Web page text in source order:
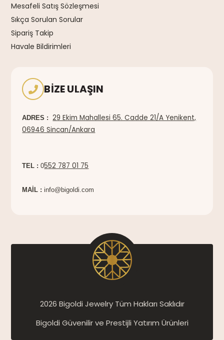
Mesafeli Satış Sözleşmesi
Sıkça Sorulan Sorular
Sipariş Takip
Havale Bildirimleri
BIZE ULAŞIN
ADRES :
29 Ekim Mahallesi 65. Cadde 21/A Yenikent,
06946 Sincan/Ankara
TEL : 0552 787 01 75
MAİL :info@bigoldi.com
2026 Bigoldi Jewelry Tüm Hakları Saklıdır
Bigoldi Güvenilir ve Prestijli Yatırım Ürünleri